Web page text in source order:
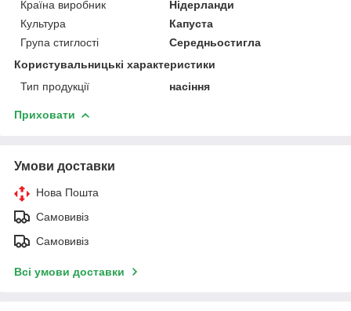
Країна виробник
Нідерланди
Культура
Капуста
Група стиглості
Середньостигла
Користувальницькі характеристики
Тип продукції
насіння
Приховати
Умови доставки
Нова Пошта
Самовивіз
Самовивіз
Всі умови доставки